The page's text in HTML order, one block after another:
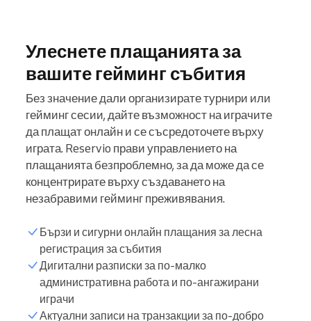
Улеснете плащанията за
вашите гейминг събития
Без значение дали организирате турнири или
гейминг сесии, дайте възможност на играчите
да плащат онлайн и се съсредоточете върху
играта. Reservio прави управлението на
плащанията безпроблемно, за да може да се
концентрирате върху създаването на
незабравими гейминг преживявания.
Бързи и сигурни онлайн плащания за лесна
регистрация за събития
Дигитални разписки за по-малко
административна работа и по-ангажирани
играчи
Актуални записи на транзакции за по-добро